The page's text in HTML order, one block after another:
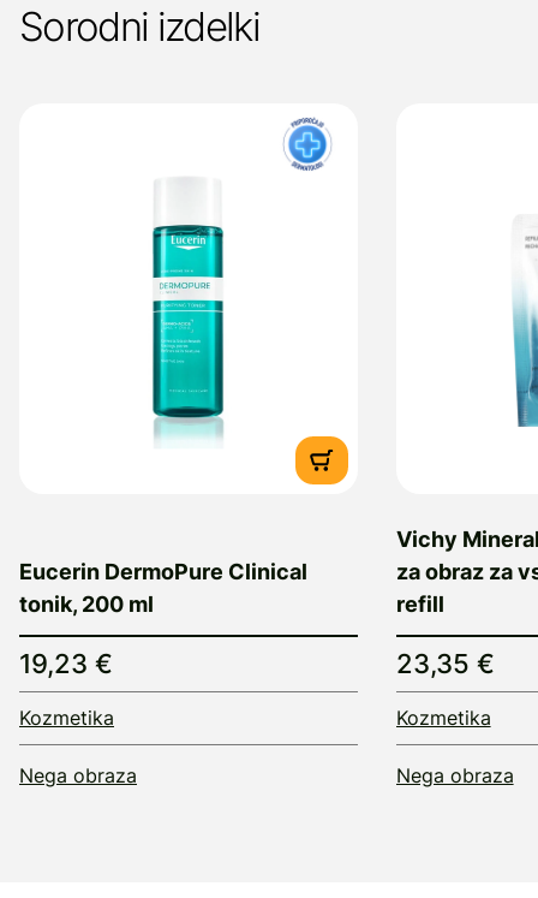
Sorodni izdelki
Eucerin DermoPure Clinical
tonik, 200 ml
19,23 €
Kozmetika
Nega obraza
Vichy
za obraz za
refill
23,35 €
Kozmetika
Nega obraza